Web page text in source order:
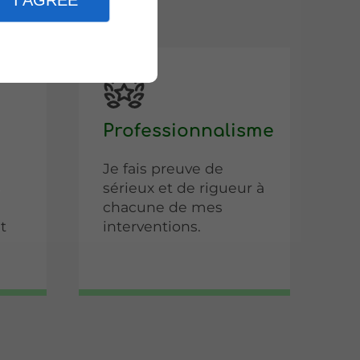
Professionnalisme
Je fais preuve de
sérieux et de rigueur à
chacune de mes
interventions.